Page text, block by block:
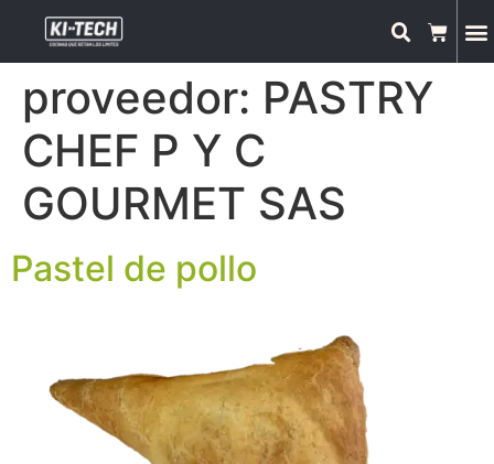
proveedor: PASTRY
CHEF P Y C
GOURMET SAS
Pastel de pollo